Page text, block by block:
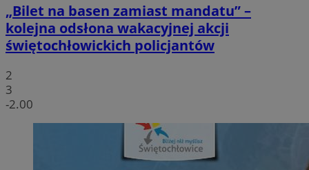
„Bilet na basen zamiast mandatu” –
kolejna odsłona wakacyjnej akcji
świętochłowickich policjantów
2
3
-2.00